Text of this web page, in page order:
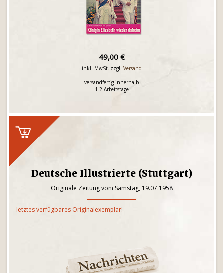
49,00 €
inkl. MwSt. zzgl. Versand
versandfertig innerhalb
1-2 Arbeitstage
Deutsche Illustrierte (Stuttgart)
Originale Zeitung vom Samstag, 19.07.1958
letztes verfügbares Originalexemplar!